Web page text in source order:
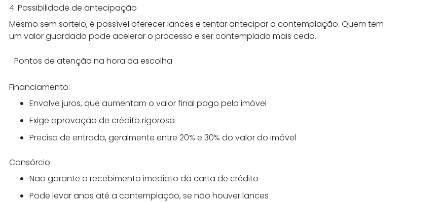
4. Possibilidade de antecipação
Mesmo sem sorteio, é possível oferecer lances e tentar antecipar a contemplação. Quem tem
um valor guardado pode acelerar o processo e ser contemplado mais cedo.
Pontos de atenção na hora da escolha
Financiamento:
Envolve juros, que aumentam o valor final pago pelo imóvel
Exige aprovação de crédito rigorosa
Precisa de entrada, geralmente entre 20% e 30% do valor do imóvel
Consórcio:
Não garante o recebimento imediato da carta de crédito
Pode levar anos até a contemplação, se não houver lances